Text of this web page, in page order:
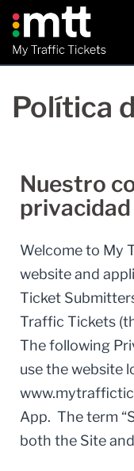
Política
Nuestro
privacidad
Welcome to My
website and
Ticket
Traffic Tickets
The following
use the website
App. The term
both the Site